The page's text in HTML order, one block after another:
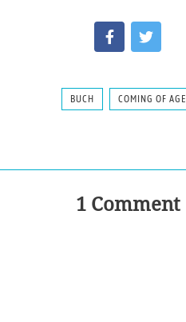
BUCH COMING OF AGE
1 Comment